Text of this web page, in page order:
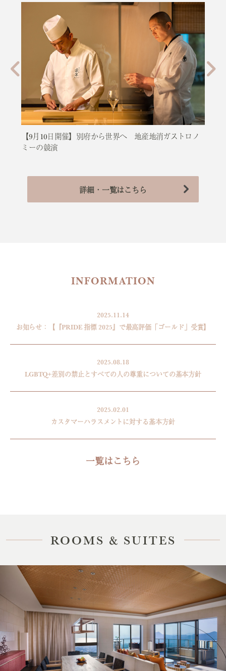
【9月10日開催】別府から世界へ 地産地消ガストロノ
ミーの競演
詳細・一覧はこちら
INFORMATION
お知らせ：【『PRIDE 指標 2025』で最高評価「ゴールド」受賞】
2025.11.14
LGBTQ+差別の禁止とすべての人の尊重についての基本方針
2025.08.18
カスタマーハラスメントに対する基本方針
2025.02.01
一覧はこちら
ROOMS & SUITES